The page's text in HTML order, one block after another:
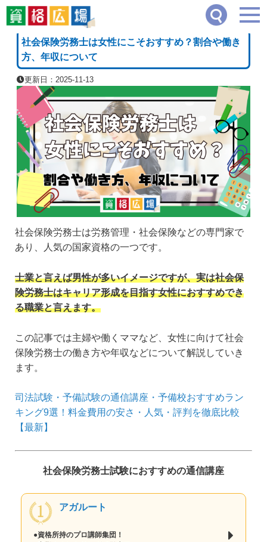
資格広場≫ 司法・法律系≫ 社会保険労務士は女性にこそおすすめ？割合や働き方、
[PR]
社会保険労務士は女性にこそおすすめ？割合や働き
方、年収について
更新日：2025-11-13
社会保険労務士は労務管理・社会保険などの専門家で
あり、人気の国家資格の一つです。
士業と言えば男性が多いイメージですが、実は社会保
険労務士はキャリア形成を目指す女性におすすめでき
る職業と言えます。
この記事では主婦や働くママなど、女性に向けて社会
保険労務士の働き方や年収などについて解説していき
ます。
司法試験・予備試験の通信講座・予備校おすすめラン
キング9選！料金費用の安さ・人気・評判を徹底比較
【最新】
社会保険労務士試験におすすめの通信講座
アガルート
●資格所持のプロ講師集団！